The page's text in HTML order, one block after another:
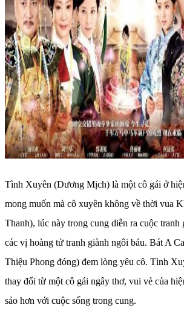
Tình Xuyên (Dương Mịch) là một cô gái ở
mong muốn mà cô xuyên không về thời vua
Thanh), lúc này trong cung diễn ra cuộc tranh
các vị hoàng tử tranh giành ngôi báu. Bát A
Thiệu Phong đóng) đem lòng yêu cô. Tình
thay đổi từ một cô gái ngây thơ, vui vẻ của
sảo hơn với cuộc sống trong cung.